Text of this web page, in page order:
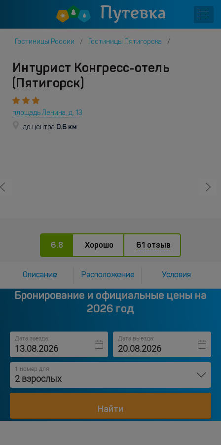
Гостиницы России Гостиницы Пятигорска
Интурист Конгресс-отель
(Пятигорск)
площадь Ленина, д. 13
до центра 0.6 км
6.8 Хорошо 61 отзыв
Описание Расположение Условия
Бронирование и официальные цены на
2026 год
Дата заезда: Дата выезда:
1 номер для
2 взрослых
Найти